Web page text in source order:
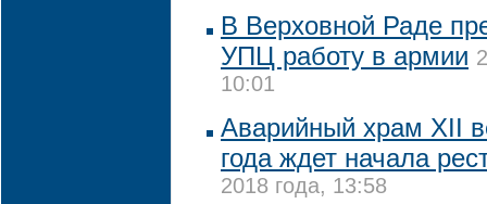
В Верховной Раде
УПЦ работу в армии
10:01
Аварийный храм XII
года ждет начала
2018 года, 13:58